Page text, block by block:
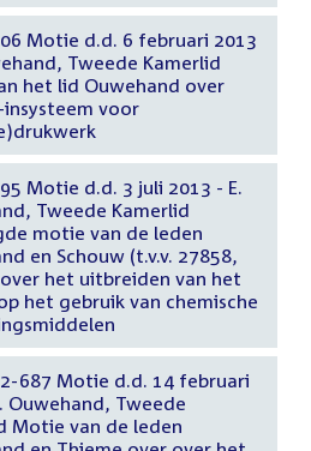
Motie d.d. 6 februari 2013
Tweede Kamerlid
het lid Ouwehand over
voor
Motie d.d. 3 juli 2013 - E.
Tweede Kamerlid
motie van de leden
en Schouw (t.v.v. 27858,
het uitbreiden van het
het gebruik van chemische
687 Motie d.d. 14 februari
Ouwehand, Tweede
Motie van de leden